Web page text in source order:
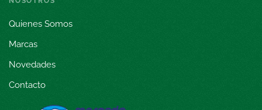
Quienes Somos
Marcas
Novedades
Contacto